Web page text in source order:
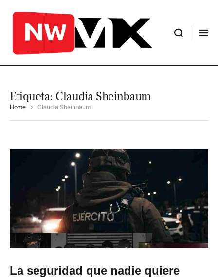
Etiqueta: Claudia Sheinbaum
Home Claudia Sheinbaum
La seguridad que nadie quiere